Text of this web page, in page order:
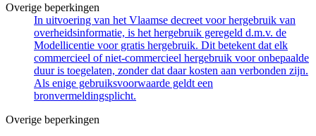
Overige beperkingen
In uitvoering van het Vlaamse decreet voor hergebruik van
overheidsinformatie, is het hergebruik geregeld d.m.v. de
Modellicentie voor gratis hergebruik. Dit betekent dat elk
commercieel of niet-commercieel hergebruik voor onbepaalde
duur is toegelaten, zonder dat daar kosten aan verbonden zijn.
Als enige gebruiksvoorwaarde geldt een
bronvermeldingsplicht.
Overige beperkingen